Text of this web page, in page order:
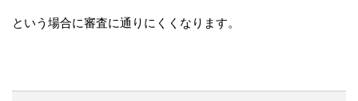
という場合に審査に通りにくくなります。